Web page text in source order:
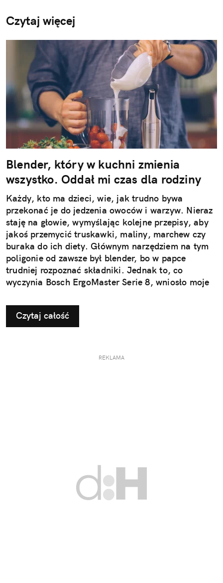
Czytaj więcej
Blender, który w kuchni zmienia
wszystko. Oddał mi czas dla rodziny
Każdy, kto ma dzieci, wie, jak trudno bywa
przekonać je do jedzenia owoców i warzyw. Nieraz
staję na głowie, wymyślając kolejne przepisy, aby
jakoś przemycić truskawki, maliny, marchew czy
buraka do ich diety. Głównym narzędziem na tym
poligonie od zawsze był blender, bo w papce
trudniej rozpoznać składniki. Jednak to, co
wyczynia Bosch ErgoMaster Serie 8, wniosło moje
Czytaj całość
REKLAMA